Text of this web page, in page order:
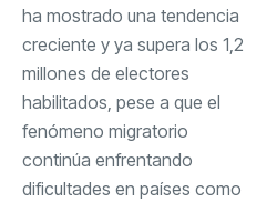
ha mostrado una tendencia
creciente y ya supera los 1,2
millones de electores
habilitados, pese a que el
fenómeno migratorio
continúa enfrentando
dificultades en países como